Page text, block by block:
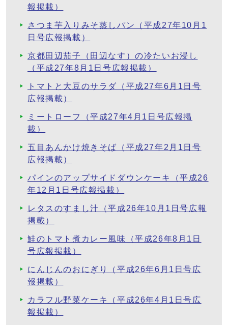
報掲載）
さつま芋入りみそ蒸しパン（平成27年10月1
日号広報掲載）
京都田辺茄子（田辺なす）の冷たいお浸し
（平成27年8月1日号広報掲載）
トマトと大豆のサラダ（平成27年6月1日号
広報掲載）
ミートローフ（平成27年4月1日号広報掲
載）
五目あんかけ焼きそば（平成27年2月1日号
広報掲載）
パインのアップサイドダウンケーキ（平成26
年12月1日号広報掲載）
レタスのすまし汁（平成26年10月1日号広報
掲載）
鮭のトマト煮カレー風味（平成26年8月1日
号広報掲載）
にんじんのおにぎり（平成26年6月1日号広
報掲載）
カラフル野菜ケーキ（平成26年4月1日号広
報掲載）